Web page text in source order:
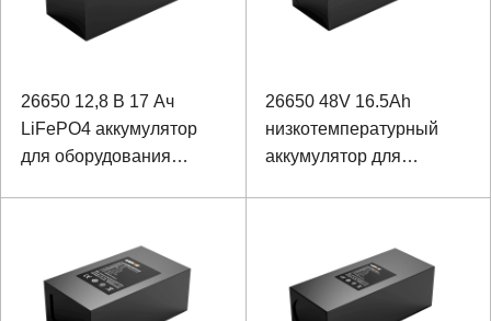
26650 12,8 В 17 Ач
LiFePO4 аккумулятор
для оборудования
26650 48V 16.5Ah
низкотемпературный
аккумулятор для